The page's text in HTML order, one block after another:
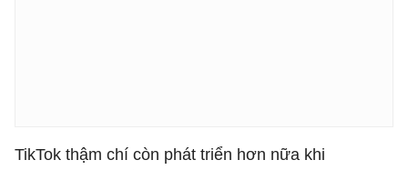
TikTok thậm chí còn phát triển hơn nữa khi